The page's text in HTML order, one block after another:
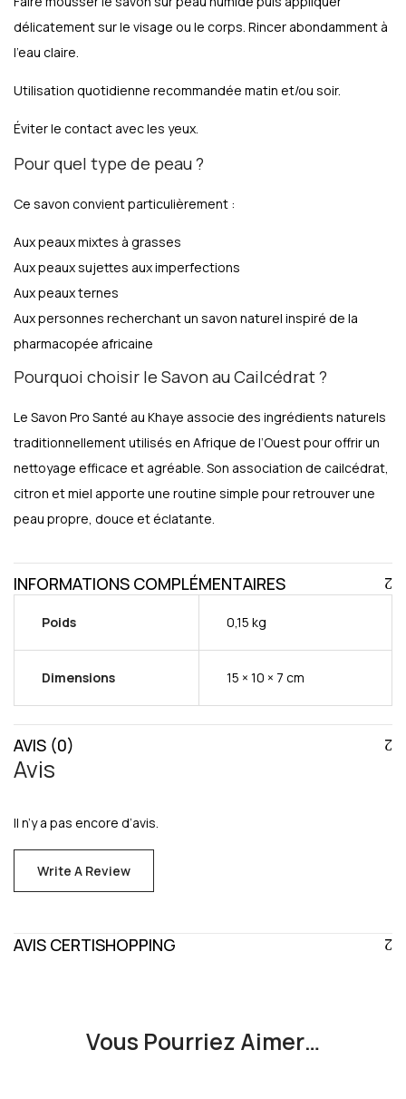
délicatement sur le visage ou le corps. Rincer abondamment à
l’eau claire.
Utilisation quotidienne recommandée matin et/ou soir.
Éviter le contact avec les yeux.
Pour quel type de peau ?
Ce savon convient particulièrement :
Aux peaux mixtes à grasses
Aux peaux sujettes aux imperfections
Aux peaux ternes
Aux personnes recherchant un savon naturel inspiré de la
pharmacopée africaine
Pourquoi choisir le Savon au Cailcédrat ?
Le Savon Pro Santé au Khaye associe des ingrédients naturels
traditionnellement utilisés en Afrique de l’Ouest pour offrir un
nettoyage efficace et agréable. Son association de cailcédrat,
citron et miel apporte une routine simple pour retrouver une
peau propre, douce et éclatante.
INFORMATIONS COMPLÉMENTAIRES
Poids 0,15 kg
Dimensions 15 × 10 × 7 cm
AVIS (0)
Avis
Il n’y a pas encore d’avis.
Write A Review
AVIS CERTISHOPPING
Vous Pourriez Aimer…